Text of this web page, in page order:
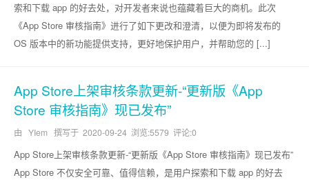
索和下载 app 的好去处，对开发者来说也蕴藏着巨大的商机。此次
《App Store 审核指南》进行了如下更改和澄清，以便为即将发布的
OS 版本中的新功能提供支持，更好地保护用户，并帮助您的 [...]
App Store上架审核条款更新-“更新版《App
Store 审核指南》现已发布”
由 YIem 撰写于 2020-09-24 浏览:5579 评论:0
App Store上架审核条款更新-“更新版《App Store 审核指南》现已发布”
App Store 不仅安全可靠、值得信赖，是用户探索和下载 app 的好去